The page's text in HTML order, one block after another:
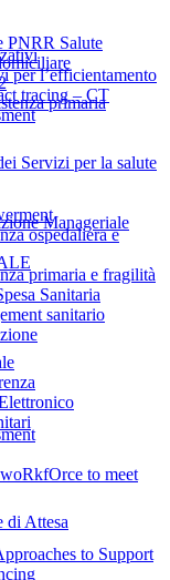
PNRR Salute
primaria
Servizi per la salute
Manageriale
di Attesa
per l’efficientamento
tracing – CT
ospedaliera e
primaria e fragilità
Sanitaria
sanitario
to meet
to Support